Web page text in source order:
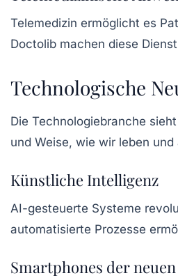
Telemedizin ermöglicht es
Doctolib machen diese
Technologische
Die Technologiebranche
und Weise, wie wir leben und
Künstliche Intelligenz
AI-gesteuerte Systeme
automatisierte Prozesse
Smartphones der